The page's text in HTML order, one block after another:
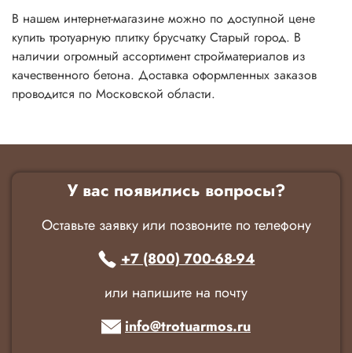
В нашем интернет-магазине можно по доступной цене
купить тротуарную плитку брусчатку Старый город. В
наличии огромный ассортимент стройматериалов из
качественного бетона. Доставка оформленных заказов
проводится по Московской области.
У вас появились вопросы?
Оставьте заявку или позвоните по телефону
+7 (800) 700-68-94
или напишите на почту
info@trotuarmos.ru